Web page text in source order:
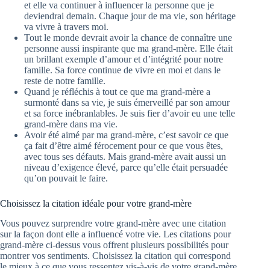
et elle va continuer à influencer la personne que je
deviendrai demain. Chaque jour de ma vie, son héritage
va vivre à travers moi.
Tout le monde devrait avoir la chance de connaître une
personne aussi inspirante que ma grand-mère. Elle était
un brillant exemple d’amour et d’intégrité pour notre
famille. Sa force continue de vivre en moi et dans le
reste de notre famille.
Quand je réfléchis à tout ce que ma grand-mère a
surmonté dans sa vie, je suis émerveillé par son amour
et sa force inébranlables. Je suis fier d’avoir eu une telle
grand-mère dans ma vie.
Avoir été aimé par ma grand-mère, c’est savoir ce que
ça fait d’être aimé férocement pour ce que vous êtes,
avec tous ses défauts. Mais grand-mère avait aussi un
niveau d’exigence élevé, parce qu’elle était persuadée
qu’on pouvait le faire.
Choisissez la citation idéale pour votre grand-mère
Vous pouvez surprendre votre grand-mère avec une citation
sur la façon dont elle a influencé votre vie. Les citations pour
grand-mère ci-dessus vous offrent plusieurs possibilités pour
montrer vos sentiments. Choisissez la citation qui correspond